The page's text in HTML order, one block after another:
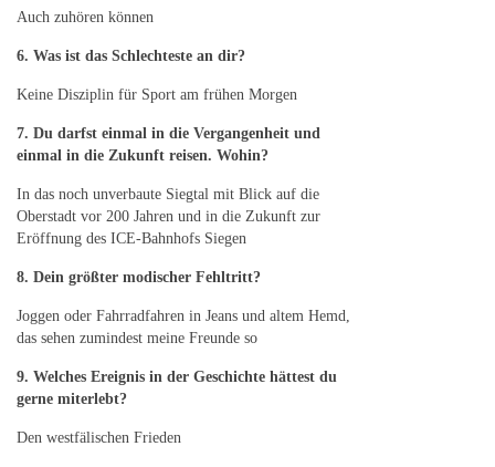
Auch zuhören können
6. Was ist das Schlechteste an dir?
Keine Disziplin für Sport am frühen Morgen
7. Du darfst einmal in die Vergangenheit und
einmal in die Zukunft reisen. Wohin?
In das noch unverbaute Siegtal mit Blick auf die
Oberstadt vor 200 Jahren und in die Zukunft zur
Eröffnung des ICE-Bahnhofs Siegen
8. Dein größter modischer Fehltritt?
Joggen oder Fahrradfahren in Jeans und altem Hemd,
das sehen zumindest meine Freunde so
9. Welches Ereignis in der Geschichte hättest du
gerne miterlebt?
Den westfälischen Frieden